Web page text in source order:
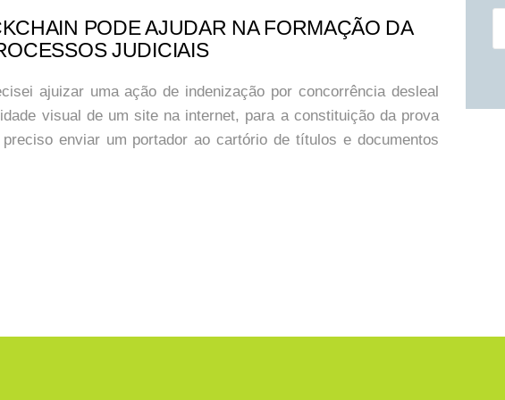
PODE AJUDAR NA FORMAÇÃO DA
JUDICIAIS
ajuizar uma ação de indenização por concorrência desleal
visual de um site na internet, para a constituição da prova
enviar um portador ao cartório de títulos e documentos